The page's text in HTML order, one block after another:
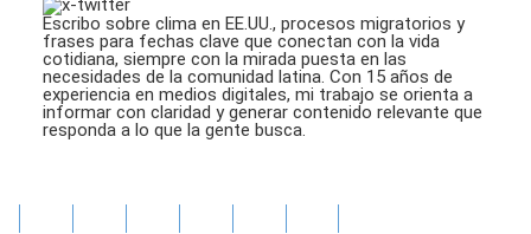
Escribo sobre clima en EE.UU., procesos migratorios y
frases para fechas clave que conectan con la vida
cotidiana, siempre con la mirada puesta en las
necesidades de la comunidad latina. Con 15 años de
experiencia en medios digitales, mi trabajo se orienta a
informar con claridad y generar contenido relevante que
responda a lo que la gente busca.